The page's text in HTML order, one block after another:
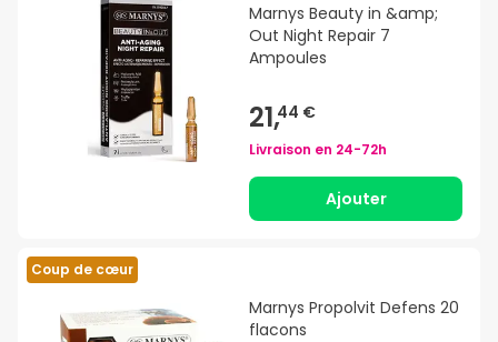
Marnys Beauty in &amp;
Out Night Repair 7
Ampoules
21,44 €
Livraison en 24-72h
Ajouter
Coup de cœur
Marnys Propolvit Defens 20
flacons